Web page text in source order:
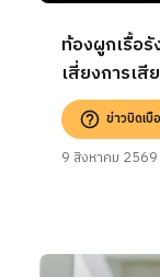
ท้องผูกเรื้อ
เสี่ยงการเสี
ข่าวบิดเบื
9 สิงหาคม